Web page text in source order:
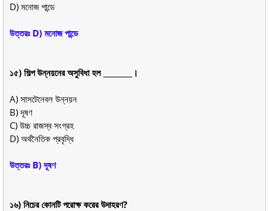
D) মনোজ পান্ডে
উত্তরঃ D) মনোজ পান্ডে
১৫) শিল্প উন্নয়নের অসুবিধা হল ________।
A) সাসটেনেবল উন্নয়ন
B) দূষণ
C) উচ্চ রাজস্ব সংগ্রহ
D) অর্থনৈতিক প্রবৃদ্ধি
উত্তরঃ B) দূষণ
১৬) নিচের কোনটি পরোক্ষ করের উদাহরণ?